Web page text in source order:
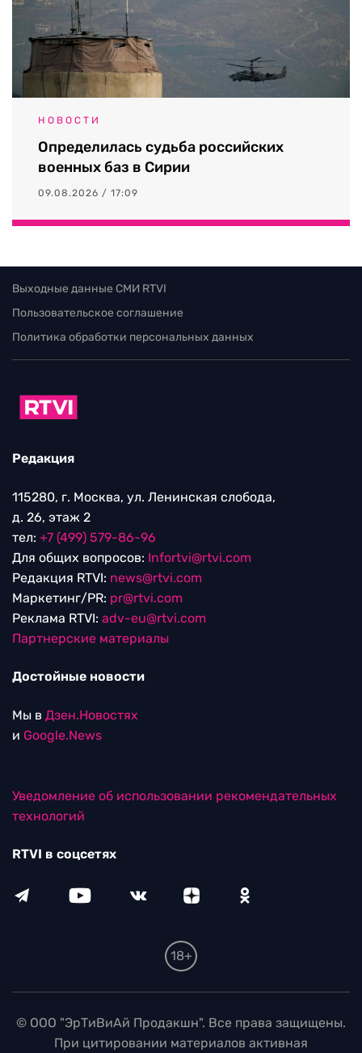
НОВОСТИ
Определилась судьба российских
военных баз в Сирии
09.08.2026 / 17:09
Выходные данные СМИ RTVI
Пользовательское соглашение
Политика обработки персональных данных
Редакция
115280, г. Москва, ул. Ленинская слобода,
д. 26, этаж 2
тел: +7 (499) 579-86-96
Для общих вопросов: Infortvi@rtvi.com
Редакция RTVI: news@rtvi.com
Маркетинг/PR: pr@rtvi.com
Реклама RTVI: adv-eu@rtvi.com
Партнерские материалы
Достойные новости
Мы в Дзен.Новостях
и Google.News
Уведомление об использовании рекомендательных
технологий
RTVI в соцсетях
18+
© ООО "ЭрТиВиАй Продакшн". Все права защищены.
При цитировании материалов активная